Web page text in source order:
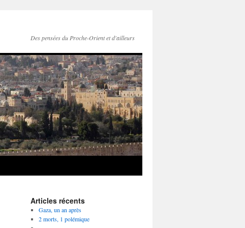
Des pensées du Proche-Orient et d'ailleurs
Articles récents
Gaza, un an après
2 morts, 1 polémique